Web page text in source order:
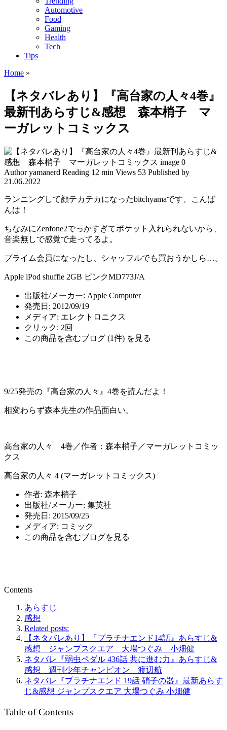
Automotive
Food
Gaming
Health
Tech
Tips
Home »
【ネタバレあり】『高台家の人々4巻』
最新刊あらすじ&感想 森本梢子 マ
ーガレットコミックス
Author yamanerd Reading 12 min Views 53 Published by
21.06.2022
ランニングして顔テカテカになったbitchyamaです、こんば
んは！
ちなみにZenfone2でっかすぎてポケット入れられないから、
音楽無しで感覚で走ってるよ。
プライム会員になったし、シャッフルでも買おうかしら…。
Apple iPod shuffle 2GB ピンクMD773J/A
出版社/メーカー: Apple Computer
発売日: 2012/09/19
メディア: エレクトロニクス
クリック: 2回
この商品を含むブログ (1件) を見る
9/25発売の『高台家の人々』4巻を読んだよ！
相変わらず森本先生の作品面白い。
高台家の人々 4巻／作者：森本梢子／マーガレットコミッ
クス
高台家の人々 4 (マーガレットコミックス)
作者: 森本梢子
出版社/メーカー: 集英社
発売日: 2015/09/25
メディア: コミック
この商品を含むブログを見る
Contents
あらすじ
感想
Related posts:
【ネタバレあり】『プラチナエンド14話』あらすじ&
感想 ジャンプスクエア 大場つぐみ 小畑健
ネタバレ『弱虫ペダル 436話 共に進む力』あらすじ&
感想 週刊少年チャンピオン 渡辺航
ネタバレ『プラチナエンド 19話 硝子の器』最新あらす
じ&感想 ジャンプスクエア 大場つぐみ 小畑健
Table of Contents